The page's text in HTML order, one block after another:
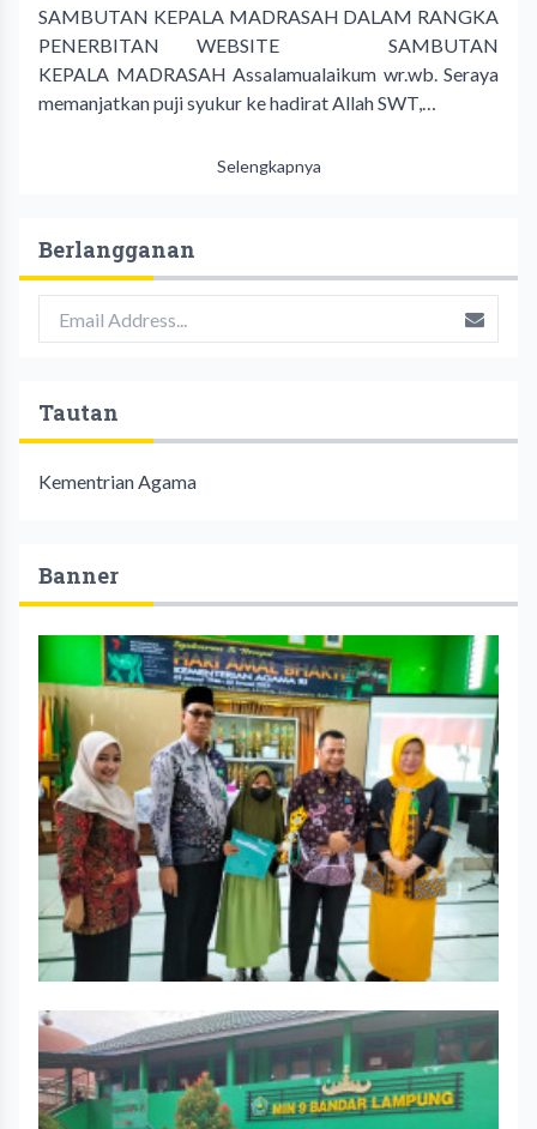
SAMBUTAN KEPALA MADRASAH DALAM RANGKA
PENERBITAN WEBSITE SAMBUTAN
KEPALA MADRASAH Assalamualaikum wr.wb. Seraya
memanjatkan puji syukur ke hadirat Allah SWT,…
Selengkapnya
Berlangganan
Tautan
Kementrian Agama
Banner